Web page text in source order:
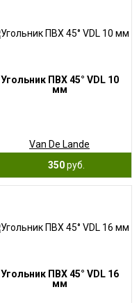
Угольник ПВХ 45° VDL 10
мм
Van De Lande
350руб.
Угольник ПВХ 45° VDL 16
мм